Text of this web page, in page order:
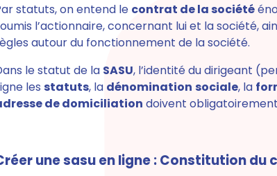
statuts, on entend le contrat de la société
l’actionnaire, concernant lui et la société,
autour du fonctionnement de la société.
le statut de la SASU, l’identité du dirigeant
les statuts, la dénomination sociale, la
de domiciliation doivent
une sasu en ligne : Constitution du